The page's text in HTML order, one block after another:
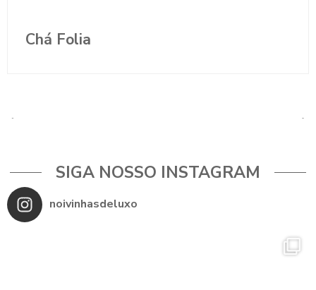
Chá Folia
SIGA NOSSO INSTAGRAM
noivinhasdeluxo